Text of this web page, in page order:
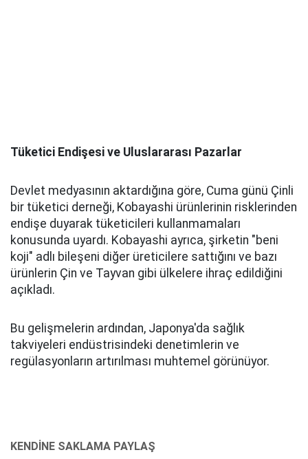
Tüketici Endişesi ve Uluslararası Pazarlar
Devlet medyasının aktardığına göre, Cuma günü Çinli
bir tüketici derneği, Kobayashi ürünlerinin risklerinden
endişe duyarak tüketicileri kullanmamaları
konusunda uyardı. Kobayashi ayrıca, şirketin "beni
koji" adlı bileşeni diğer üreticilere sattığını ve bazı
ürünlerin Çin ve Tayvan gibi ülkelere ihraç edildiğini
açıkladı.
Bu gelişmelerin ardından, Japonya'da sağlık
takviyeleri endüstrisindeki denetimlerin ve
regülasyonların artırılması muhtemel görünüyor.